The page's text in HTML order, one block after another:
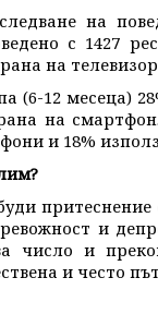
на
с 1427
на
(6-12 месеца)
на
и 18%
и
число и
и често